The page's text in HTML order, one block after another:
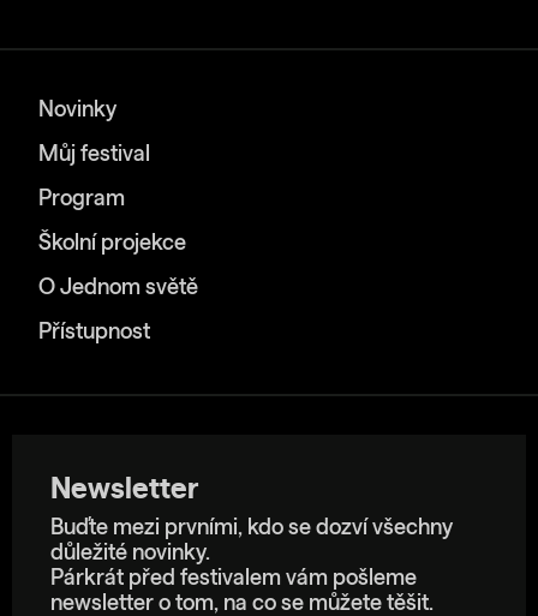
Novinky
Můj festival
Program
Školní projekce
O Jednom světě
Přístupnost
Newsletter
Buďte mezi prvními, kdo se dozví všechny
důležité novinky.
Párkrát před festivalem vám pošleme
newsletter o tom, na co se můžete těšit.